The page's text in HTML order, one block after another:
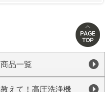
商品一覧
教えて！高圧洗浄機